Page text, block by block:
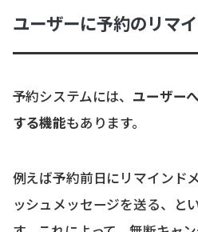
ユーザーに予約のリマ
予約システムには、 ユーザー
する機能もあります。
例えば予約前日にリマインド
ッシュメッセージを送る、と